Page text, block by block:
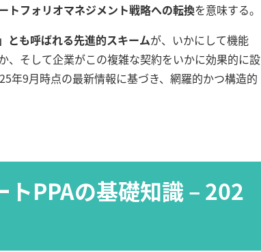
トフォリオマネジメント戦略への転換を意味する。
とも呼ばれる先進的スキームが、いかにして機能
、そして企業がこの複雑な契約をいかに効果的に設
年9月時点の最新情報に基づき、網羅的かつ構造的
PPAの基礎知識 – 202